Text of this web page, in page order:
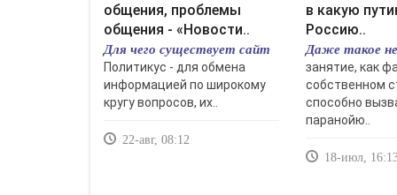
общения, проблемы
общения - «Новости..
Для чего существует сайт
Политикус - для обмена
информацией по широкому
кругу вопросов, их..
22-авг, 08:12
в какую
Россию..
Даже такое
занятие, как
собственном
способно
паранойю..
18-июл,